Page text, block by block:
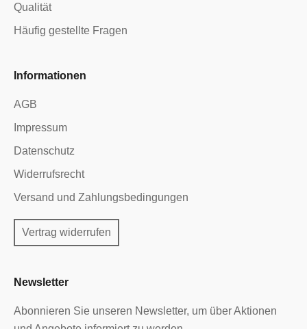
Qualität
Häufig gestellte Fragen
Informationen
AGB
Impressum
Datenschutz
Widerrufsrecht
Versand und Zahlungsbedingungen
Vertrag widerrufen
Newsletter
Abonnieren Sie unseren Newsletter, um über Aktionen